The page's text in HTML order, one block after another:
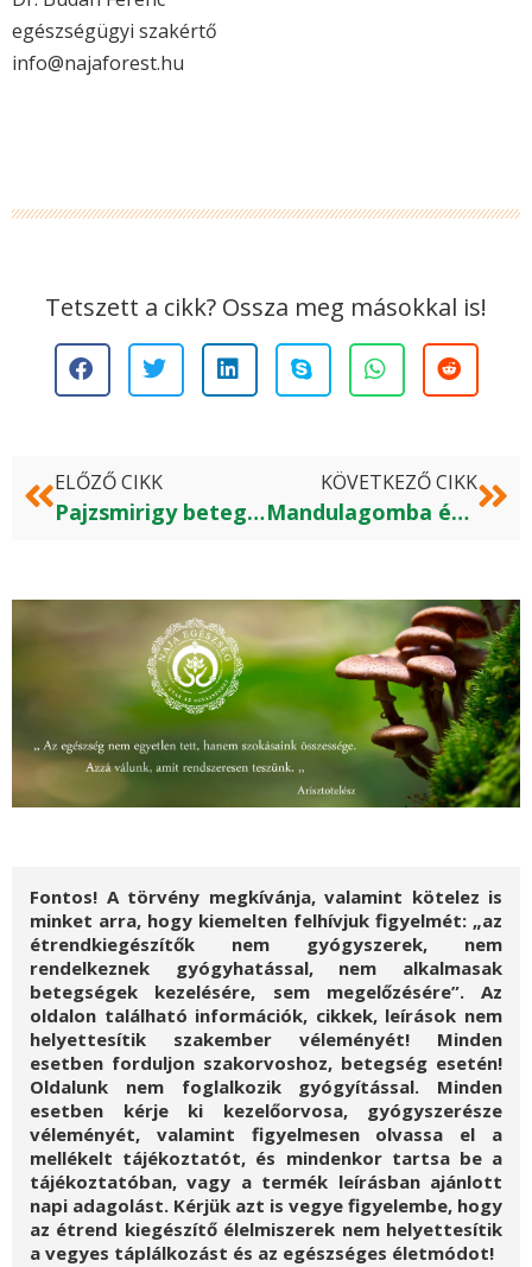
egészségügyi szakértő
info@najaforest.hu
Tetszett a cikk? Ossza meg másokkal is!
ELŐZŐ CIKK
Pajzsmirigy betegség étrendi kezelése és a folyékony gombakivonatok
KÖVETKEZŐ CIKK
Mandulagomba és bokrosgomba – természetes módszer a cukorbetegség tünetei ellen
Fontos! A törvény megkívánja, valamint kötelez is
minket arra, hogy kiemelten felhívjuk figyelmét: „az
étrendkiegészítők nem gyógyszerek, nem
rendelkeznek gyógyhatással, nem alkalmasak
betegségek kezelésére, sem megelőzésére”. Az
oldalon található információk, cikkek, leírások nem
helyettesítik szakember véleményét! Minden
esetben forduljon szakorvoshoz, betegség esetén!
Oldalunk nem foglalkozik gyógyítással. Minden
esetben kérje ki kezelőorvosa, gyógyszerésze
véleményét, valamint figyelmesen olvassa el a
mellékelt tájékoztatót, és mindenkor tartsa be a
tájékoztatóban, vagy a termék leírásban ajánlott
napi adagolást. Kérjük azt is vegye figyelembe, hogy
az étrend kiegészítő élelmiszerek nem helyettesítik
a vegyes táplálkozást és az egészséges életmódot!